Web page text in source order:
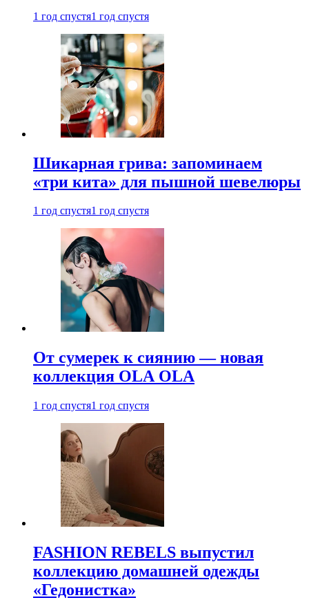
1 год спустя1 год спустя
Шикарная грива: запоминаем
«три кита» для пышной шевелюры
1 год спустя1 год спустя
От сумерек к сиянию — новая
коллекция OLA OLA
1 год спустя1 год спустя
FASHION REBELS выпустил
коллекцию домашней одежды
«Гедонистка»